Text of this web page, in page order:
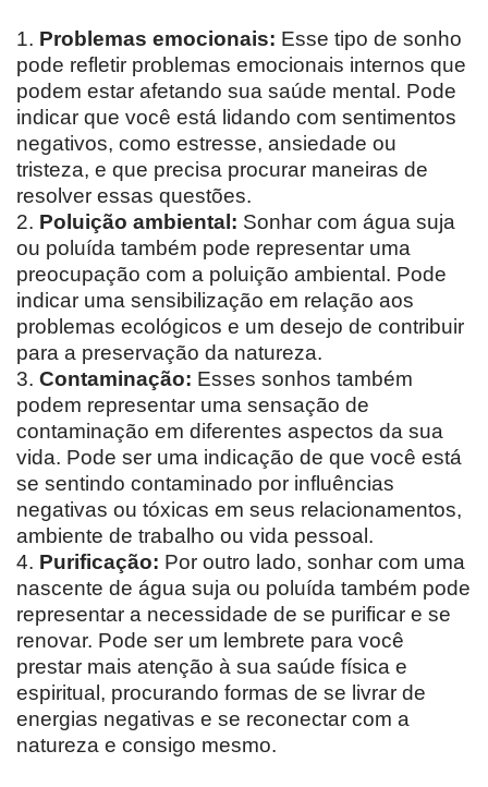
1. Problemas emocionais: Esse tipo de sonho
pode refletir problemas emocionais internos que
podem estar afetando sua saúde mental. Pode
indicar que você está lidando com sentimentos
negativos, como estresse, ansiedade ou
tristeza, e que precisa procurar maneiras de
resolver essas questões.
2. Poluição ambiental: Sonhar com água suja
ou poluída também pode representar uma
preocupação com a poluição ambiental. Pode
indicar uma sensibilização em relação aos
problemas ecológicos e um desejo de contribuir
para a preservação da natureza.
3. Contaminação: Esses sonhos também
podem representar uma sensação de
contaminação em diferentes aspectos da sua
vida. Pode ser uma indicação de que você está
se sentindo contaminado por influências
negativas ou tóxicas em seus relacionamentos,
ambiente de trabalho ou vida pessoal.
4. Purificação: Por outro lado, sonhar com uma
nascente de água suja ou poluída também pode
representar a necessidade de se purificar e se
renovar. Pode ser um lembrete para você
prestar mais atenção à sua saúde física e
espiritual, procurando formas de se livrar de
energias negativas e se reconectar com a
natureza e consigo mesmo.